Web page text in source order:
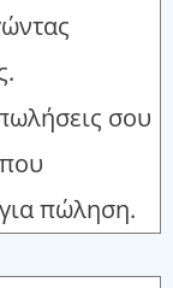
σου
πώληση.